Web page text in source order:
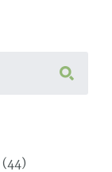
(44)